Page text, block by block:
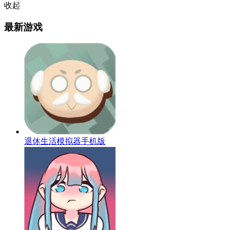
收起
最新游戏
退休生活模拟器手机版